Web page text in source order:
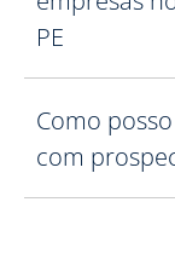
PE
Como
com